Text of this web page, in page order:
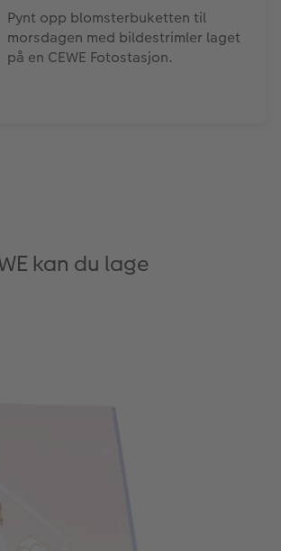
Pynt opp blomsterbuketten til
morsdagen med bildestrimler laget
på en CEWE Fotostasjon.
kan du lage